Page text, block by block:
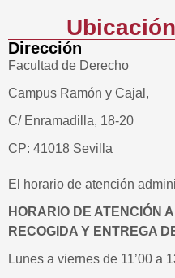
Dirección
Facultad de Derecho
Campus Ramón y Cajal,
C/ Enramadilla, 18-20
CP: 41018 Sevilla
El horario de atención
HORARIO DE ATENCIÓN
RECOGIDA Y ENTREGA
Lunes a viernes de 11’00 a